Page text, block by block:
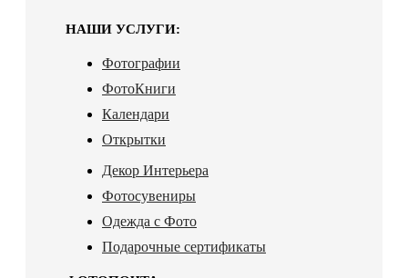
НАШИ УСЛУГИ:
Фотографии
ФотоКниги
Календари
Открытки
Декор Интерьера
Фотосувениры
Одежда с Фото
Подарочные сертификаты